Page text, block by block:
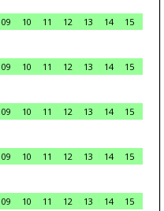
09 10 11 12 13 14
15
09 10 11 12 13 14
15
09 10 11 12 13 14
15
09 10 11 12 13 14
15
09 10 11 12 13 14
15